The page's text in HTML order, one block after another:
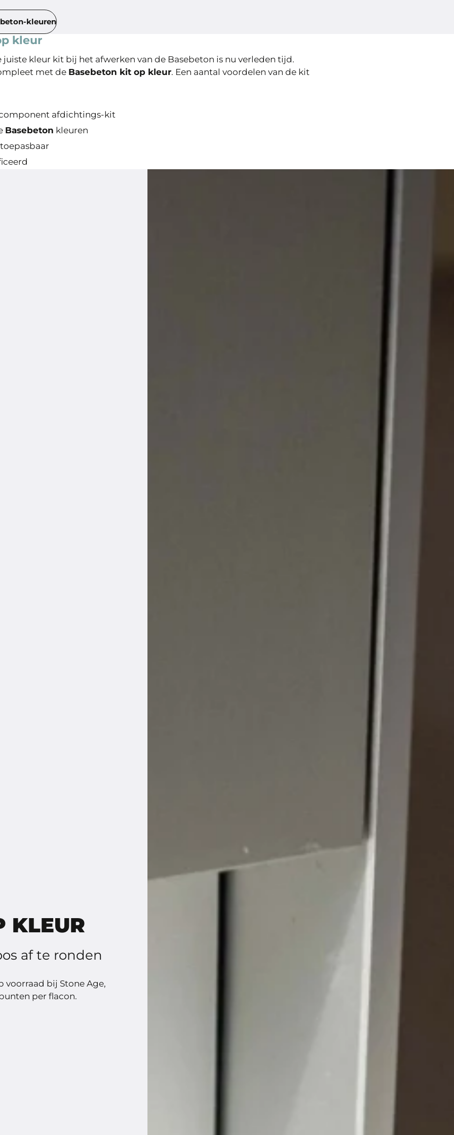
kleuren
kleur
kleur kit bij het afwerken van de Basebeton is nu verleden tijd.
met deBasebeton kit op kleur. Een aantal voordelen van de kit
Basebetonkleuren
KLEUR
per flacon.